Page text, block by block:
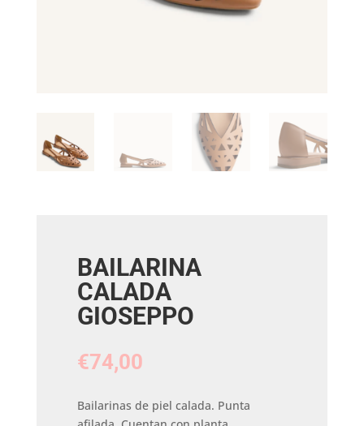
BAILARINA
CALADA
GIOSEPPO
€74,00
Bailarinas de piel calada. Punta